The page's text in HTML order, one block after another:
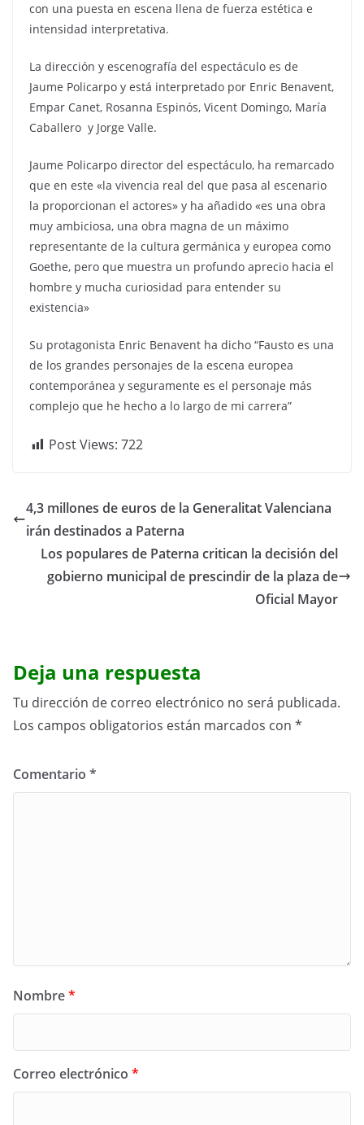
con una puesta en escena llena de fuerza estética e
intensidad interpretativa.
La dirección y escenografía del espectáculo es de
Jaume Policarpo y está interpretado por Enric Benavent,
Empar Canet, Rosanna Espinós, Vicent Domingo, María
Caballero y Jorge Valle.
Jaume Policarpo director del espectáculo, ha remarcado
que en este «la vivencia real del que pasa al escenario
la proporcionan el actores» y ha añadido «es una obra
muy ambiciosa, una obra magna de un máximo
representante de la cultura germánica y europea como
Goethe, pero que muestra un profundo aprecio hacia el
hombre y mucha curiosidad para entender su
existencia»
Su protagonista Enric Benavent ha dicho “Fausto es una
de los grandes personajes de la escena europea
contemporánea y seguramente es el personaje más
complejo que he hecho a lo largo de mi carrera”
Post Views: 722
4,3 millones de euros de la Generalitat Valenciana
irán destinados a Paterna
Los populares de Paterna critican la decisión del
gobierno municipal de prescindir de la plaza de
Oficial Mayor
Deja una respuesta
Tu dirección de correo electrónico no será publicada.
Los campos obligatorios están marcados con *
Comentario *
Nombre*
Correo electrónico *